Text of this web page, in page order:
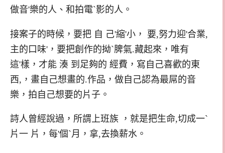
做音'樂的人、和拍電`影的人。
接案子的時候，要把 自 己'縮'小， 要,努力迎'合業,
主的口味'，要把創作的拗`脾氣.藏起來，唯有
這'樣，才能 湊 到足夠的 經費，寫自己喜歡的東
西,，畫自己想畫的.作品，做自己認為最屌的音
樂，拍自己想要的片子。
詩人曾經說過，所謂上班族 ，就是把生命,切成一`
片一 片，每'個`月，拿,去換薪水。